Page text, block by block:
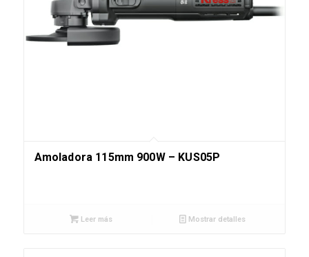
Amoladora 115mm 900W – KUS05P
Leer más Mostrar detalles